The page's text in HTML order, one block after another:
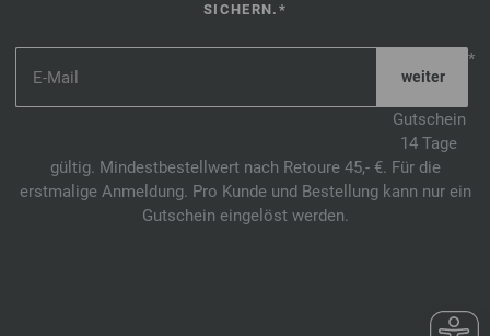
SICHERN.*
*
Gutschein
14 Tage
gültig. Mindestbestellwert nach Retoure 45,- €. Für die
erstmalige Anmeldung. Pro Kunde und Bestellung kann nur ein
Gutschein eingelöst werden.